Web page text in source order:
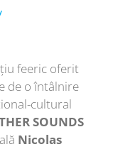
feeric oferit
de o întâlnire
cultural
SOUNDS
Nicolas